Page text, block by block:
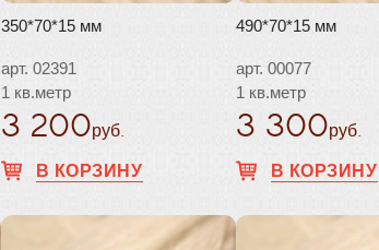
350*70*15 мм
арт. 02391
1 кв.метр
3 200руб.
В КОРЗИНУ
490*70*15 мм
арт. 00077
1 кв.метр
3 300руб.
В КОРЗИНУ